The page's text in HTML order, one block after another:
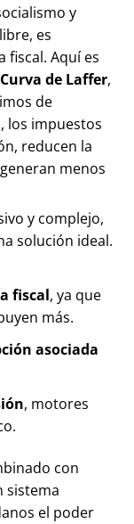
y
es
Aquí es
Curva de Laffer,
de
los impuestos
reducen la
menos
y complejo,
solución ideal.
fiscal, ya que
más.
asociada
, motores
con
sistema
el poder